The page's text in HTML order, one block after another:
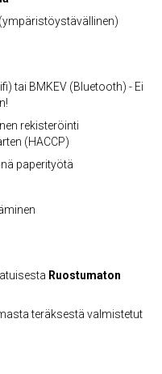
tai BMKEV (Bluetooth) - Ei
rekisteröinti
(HACCP)
paperityötä
Ruostumaton
teräksestä valmistetut